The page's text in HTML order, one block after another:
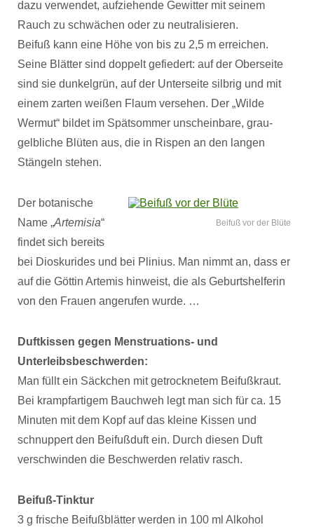
dazu verwendet, aufziehende Gewitter mit seinem
Rauch zu schwächen oder zu neutralisieren.
Beifuß kann eine Höhe von bis zu 2,5 m erreichen.
Seine Blätter sind doppelt gefiedert: auf der Oberseite
sind sie dunkelgrün, auf der Unterseite silbrig und mit
einem zarten weißen Flaum versehen. Der „Wilde
Wermut“ bildet im Spätsommer unscheinbare, grau-
gelbliche Blüten aus, die in Rispen an den langen
Stängeln stehen.
Beifuß vor der Blüte
Der botanische
Name „Artemisia“
findet sich bereits
bei Dioskurides und bei Plinius. Man nimmt an, dass er
auf die Göttin Artemis hinweist, die als Geburtshelferin
von den Frauen angerufen wurde. …
Duftkissen gegen Menstruations- und
Unterleibsbeschwerden:
Man füllt ein Säckchen mit getrocknetem Beifußkraut.
Bei krampfartigem Bauchweh legt man sich für ca. 15
Minuten mit dem Kopf auf das kleine Kissen und
schnuppert den Beifußduft ein. Durch diesen Duft
verschwinden die Beschwerden relativ rasch.
Beifuß-Tinktur
3 g frische Beifußblätter werden in 100 ml Alkohol